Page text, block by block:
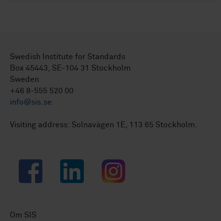
Swedish Institute for Standards
Box 45443, SE-104 31 Stockholm
Sweden
+46 8-555 520 00
info@sis.se
Visiting address: Solnavägen 1E, 113 65 Stockholm.
Facebook LinkedIn Instagram
Om SIS